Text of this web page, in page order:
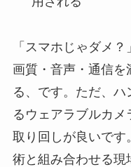
「スマホじゃダメ
画質・音声・通信
る、です。ただ、
るウェアラブルカ
取り回しが良いです
術と組み合わせる現